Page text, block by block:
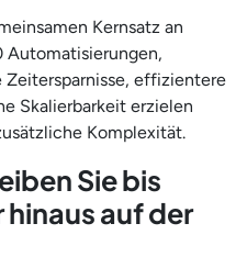
Kernsatz an
Automatisierungen,
effizientere
Skalierbarkeit erzielen
Komplexität.
Sie bis
auf der